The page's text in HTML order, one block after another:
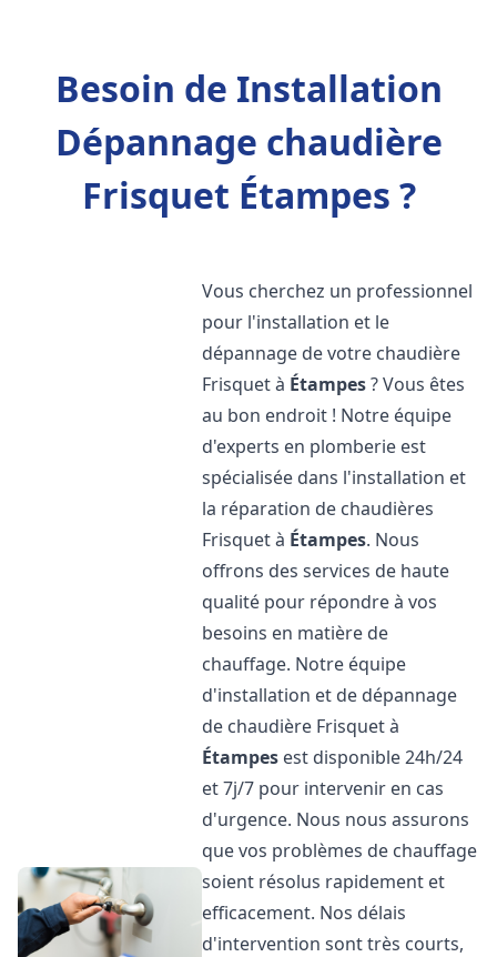
Besoin de Installation
Dépannage chaudière
Frisquet Étampes ?
Vous cherchez un professionnel
pour l'installation et le
dépannage de votre chaudière
Frisquet à Étampes? Vous êtes
au bon endroit ! Notre équipe
d'experts en plomberie est
spécialisée dans l'installation et
la réparation de chaudières
Frisquet à Étampes. Nous
offrons des services de haute
qualité pour répondre à vos
besoins en matière de
chauffage. Notre équipe
d'installation et de dépannage
de chaudière Frisquet à
Étampes est disponible 24h/24
et 7j/7 pour intervenir en cas
d'urgence. Nous nous assurons
que vos problèmes de chauffage
soient résolus rapidement et
efficacement. Nos délais
d'intervention sont très courts,